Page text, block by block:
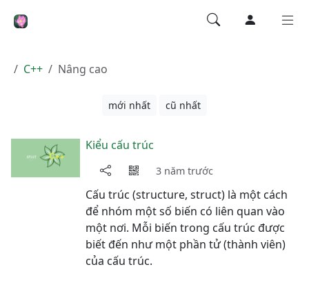
C++ Nâng cao
mới nhất cũ nhất
Kiểu cấu trúc
3 năm trước
Cấu trúc (structure, struct) là một cách
để nhóm một số biến có liên quan vào
một nơi. Mỗi biến trong cấu trúc được
biết đến như một phần tử (thành viên)
của cấu trúc.